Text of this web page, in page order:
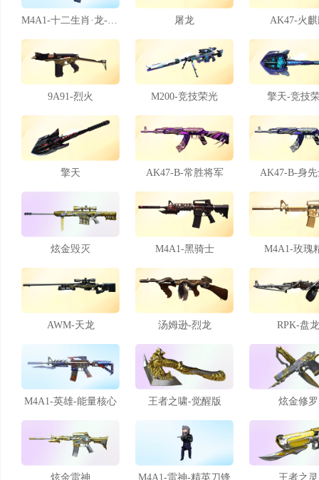
M4A1-十二生肖·龙-雷神 屠龙 AK47-火麒
9A91-烈火 M200-竞技荣光 擎天-竞技
擎天 AK47-B-常胜将军 AK47-B-身
炫金毁灭 M4A1-黑骑士 M4A1-玫瑰
AWM-天龙 汤姆逊-烈龙 RPK-盘龙
M4A1-英雄-能量核心 王者之啸-觉醒版 炫金修罗
炫金雷神 M4A1-雷神-精英刀锋 王者之灵